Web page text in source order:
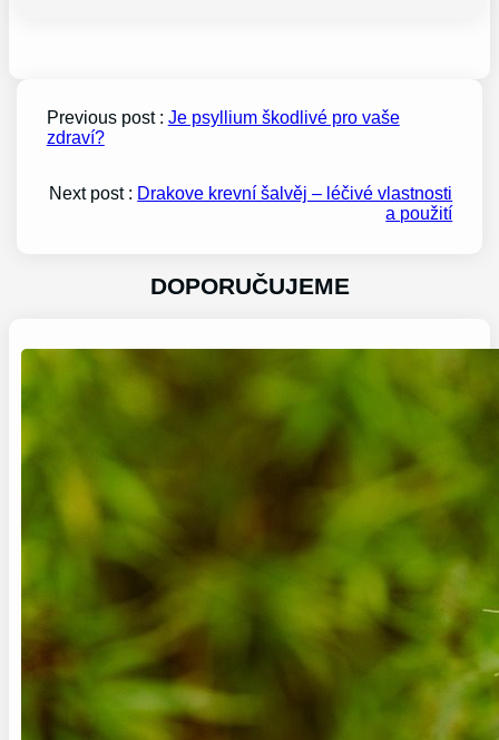
Previous post : Je psyllium škodlivé pro vaše
zdraví?
Next post : Drakove krevní šalvěj – léčivé vlastnosti
a použití
DOPORUČUJEME